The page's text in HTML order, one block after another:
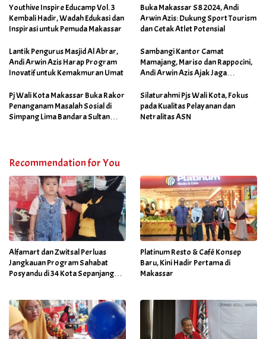
Youthive Inspire Educamp Vol. 3
Kembali Hadir, Wadah Edukasi dan
Inspirasi untuk Pemuda Makassar
Buka Makassar S8 2024, Andi
Arwin Azis: Dukung Sport Tourism
dan Cetak Atlet Potensial
Lantik Pengurus Masjid Al Abrar,
Andi Arwin Azis Harap Program
Inovatif untuk Kemakmuran Umat
Sambangi Kantor Camat
Mamajang, Mariso dan Rappocini,
Andi Arwin Azis Ajak Jaga
Program Sabtu Bersih
Pj Wali Kota Makassar Buka Rakor
Penanganam Masalah Sosial di
Simpang Lima Bandara Sultan
Silaturahmi Pjs Wali Kota, Fokus
pada Kualitas Pelayanan dan
Netralitas ASN
Recommendation for You
Alfamart dan Zwitsal Perluas
Jangkauan Program Sahabat
Posyandu di 34 Kota Sepanjang
Platinum Resto & Café Konsep
Baru, Kini Hadir Pertama di
Makassar